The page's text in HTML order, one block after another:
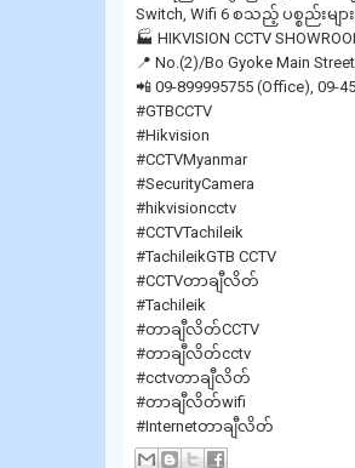
Switch, Wifi 6 စသည့် ပစ္စည်းမ
🏭 HIKVISION CCTV
📍 No.(2)/Bo Gyoke Main
📲 09-899995755 (Office), 09-
#GTBCCTV
#Hikvision
#CCTVMyanmar
#SecurityCamera
#hikvisioncctv
#CCTVTachileik
#TachileikGTB CCTV
#CCTVတာချီလိတ်
#Tachileik
#တာချီလိတ်CCTV
#တာချီလိတ်cctv
#cctvတာချီလိတ်
#တာချီလိတ်wifi
#Internetတာချီလိတ်